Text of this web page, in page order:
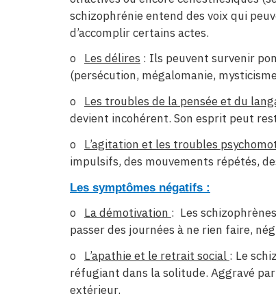
schizophrénie entend des voix qui
d’accomplir certains actes.
o Les délires : Ils peuvent survenir
(persécution, mégalomanie,
o Les troubles de la pensée et du
devient incohérent. Son esprit peut
o L’agitation et les troubles
impulsifs, des mouvements répétés,
Les symptômes négatifs :
o La démotivation : Les
passer des journées à ne rien faire,
o L’apathie et le retrait social : Le
réfugiant dans la solitude. Aggravé
extérieur.